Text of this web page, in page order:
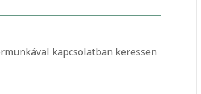
kapcsolatban keressen